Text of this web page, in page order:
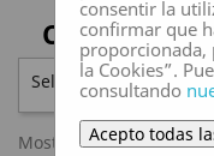
CABLES DE
Seleccionar
Mostrando 1-1 de 1
consentir la
confirmar que
proporcionada,
la Cookies”.
consultando
Acepto todas